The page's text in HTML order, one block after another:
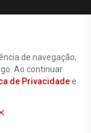
de navegação,
Ao continuar
de Privacidadee
de Uso